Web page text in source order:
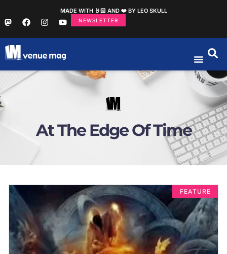
MADE WITH 🤘🏻 AND ❤️ BY LEO SKULL
NEWSLETTER
At The Edge Of Time
FEATURE